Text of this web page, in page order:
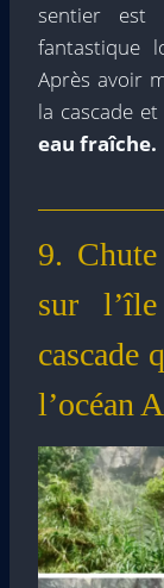
sentier est
fantastique
Après avoir
la cascade
eau fraîche.
9.
sur
cascade
l’océan